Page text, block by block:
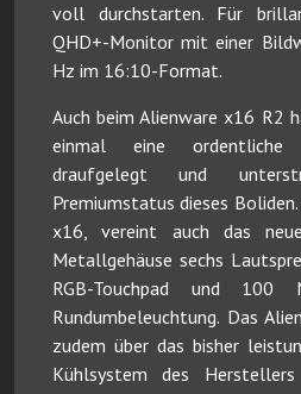
voll durchstarten. Für
QHD+-Monitor mit einer
Hz im 16:10-Format.
Auch beim Alienware x16 R2
einmal eine ordentliche
draufgelegt und
Premiumstatus dieses Boliden.
x16, vereint auch das
Metallgehäuse sechs
RGB-Touchpad und 100
Rundumbeleuchtung. Das
zudem über das bisher
Kühlsystem des